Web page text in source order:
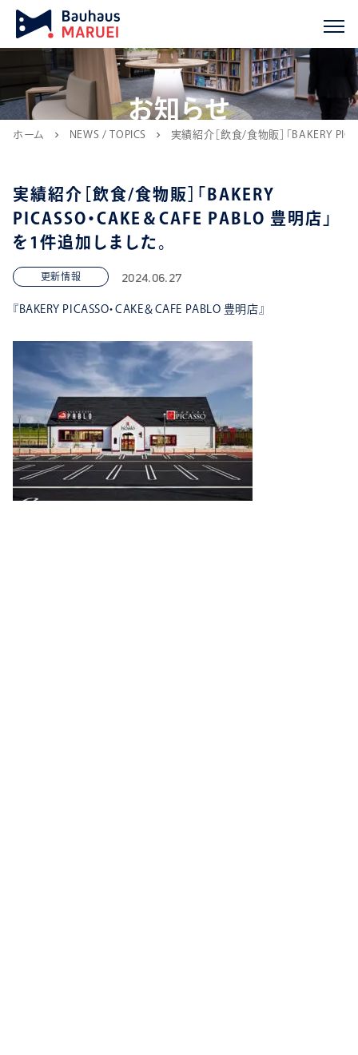
お知らせ
ホーム chevron_right NEWS / TOPICS chevron_right 実績紹介［飲食/食物販］「BAKERY
実績紹介［飲食/食物販］「BAKERY
PICASSO・CAKE＆CAFE PABLO 豊明店」
を1件追加しました。
更新情報 2024.06.27
『BAKERY PICASSO・CAKE＆CAFE PABLO 豊明店』